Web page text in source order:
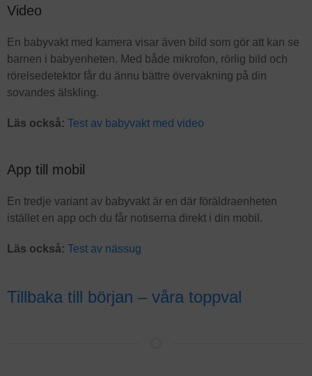
Video
En babyvakt med kamera visar även bild som gör att kan se
barnen i babyenheten. Med både mikrofon, rörlig bild och
rörelsedetektor får du ännu bättre övervakning på din
sovandes älskling.
Läs också: Test av babyvakt med video
App till mobil
En tredje variant av babyvakt är en där föräldraenheten
istället en app och du får notiserna direkt i din mobil.
Läs också: Test av nässug
Tillbaka till början – våra toppval